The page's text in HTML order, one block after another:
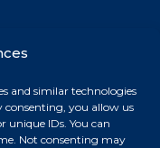
and similar technologies
consenting, you allow us
unique IDs. You can
Not consenting may